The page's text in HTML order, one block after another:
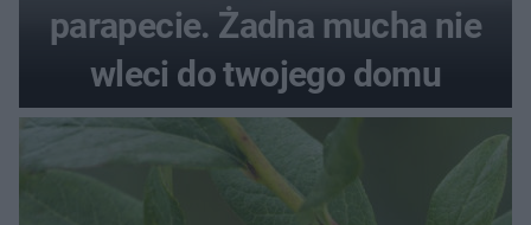
parapecie. Żadna mucha nie
wleci do twojego domu